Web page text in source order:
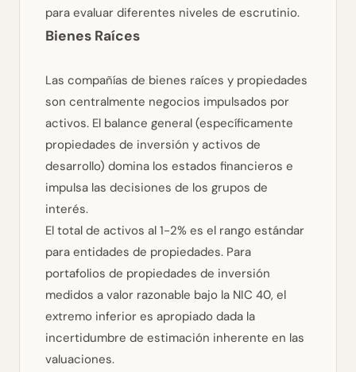
para evaluar diferentes niveles de escrutinio.
Bienes Raíces
Las compañías de bienes raíces y propiedades
son centralmente negocios impulsados por
activos. El balance general (específicamente
propiedades de inversión y activos de
desarrollo) domina los estados financieros e
impulsa las decisiones de los grupos de
interés.
El total de activos al 1-2% es el rango estándar
para entidades de propiedades. Para
portafolios de propiedades de inversión
medidos a valor razonable bajo la NIC 40, el
extremo inferior es apropiado dada la
incertidumbre de estimación inherente en las
valuaciones.